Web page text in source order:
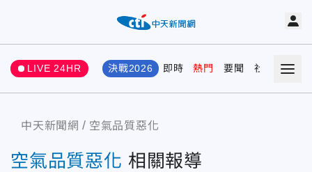
LIVE 24HR 決戰2026 即時 熱門 要聞 社會 娛樂
中天新聞網 空氣品質惡化
空氣品質惡化 相關報導